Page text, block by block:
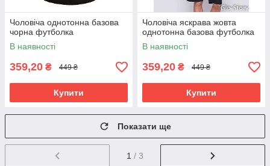
Чоловіча однотонна базова
чорна футболка
В наявності
359,20 ₴ 449 ₴
Купити
Чоловіча яскрава жовта
однотонна базова футболка
В наявності
359,20 ₴ 449 ₴
Купити
Показати ще
1 / 3